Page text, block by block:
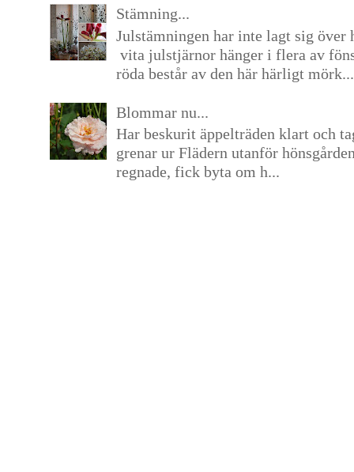
Stämning...
Julstämningen har inte lagt sig över
vita julstjärnor hänger i flera av
röda består av den här härligt mörk...
Blommar nu...
Har beskurit äppelträden klart och
grenar ur Flädern utanför
regnade, fick byta om h...